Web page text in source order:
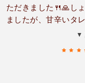
ただきました🍴🙏し
ましたが、甘辛いタ
👌付け合わせのキャ▼